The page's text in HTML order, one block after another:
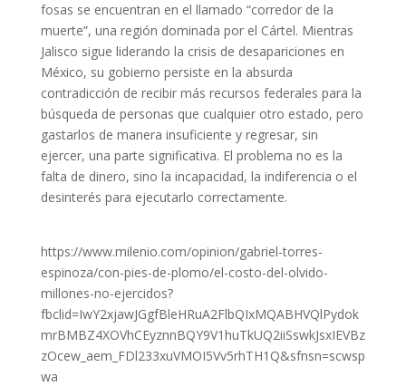
fosas se encuentran en el llamado “corredor de la
muerte”, una región dominada por el Cártel. Mientras
Jalisco sigue liderando la crisis de desapariciones en
México, su gobierno persiste en la absurda
contradicción de recibir más recursos federales para la
búsqueda de personas que cualquier otro estado, pero
gastarlos de manera insuficiente y regresar, sin
ejercer, una parte significativa. El problema no es la
falta de dinero, sino la incapacidad, la indiferencia o el
desinterés para ejecutarlo correctamente.
https://www.milenio.com/opinion/gabriel-torres-
espinoza/con-pies-de-plomo/el-costo-del-olvido-
millones-no-ejercidos?
fbclid=IwY2xjawJGgfBleHRuA2FlbQIxMQABHVQlPydok
mrBMBZ4XOVhCEyznnBQY9V1huTkUQ2iiSswkJsxIEVBz
zOcew_aem_FDl233xuVMOI5Vv5rhTH1Q&sfnsn=scwsp
wa